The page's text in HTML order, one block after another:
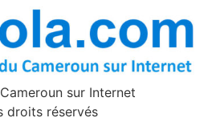
sur Internet
droits réservés